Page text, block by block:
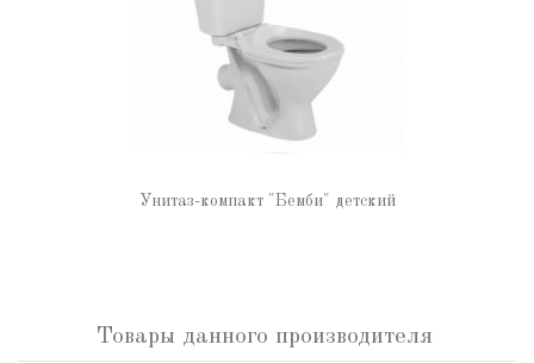
Унитаз-компакт "Бемби" детский
Товары данного производителя